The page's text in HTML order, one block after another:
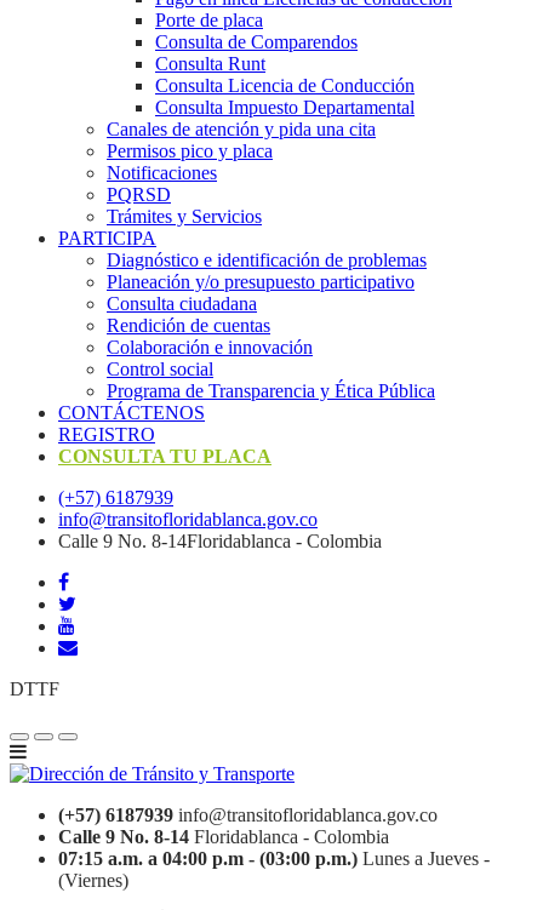
Porte de placa
Consulta de Comparendos
Consulta Runt
Consulta Licencia de Conducción
Consulta Impuesto Departamental
Canales de atención y pida una cita
Permisos pico y placa
Notificaciones
PQRSD
Trámites y Servicios
PARTICIPA
Diagnóstico e identificación de problemas
Planeación y/o presupuesto participativo​
Consulta ciudadana
Rendición de cuentas
Colaboración e innovación
Control social
Programa de Transparencia y Ética Pública
CONTÁCTENOS
REGISTRO
CONSULTA TU PLACA
(+57) 6187939
info@transitofloridablanca.gov.co
Calle 9 No. 8-14Floridablanca - Colombia
DTTF
(+57) 6187939 info@transitofloridablanca.gov.co
Calle 9 No. 8-14 Floridablanca - Colombia
07:15 a.m. a 04:00 p.m - (03:00 p.m.) Lunes a Jueves -
(Viernes)